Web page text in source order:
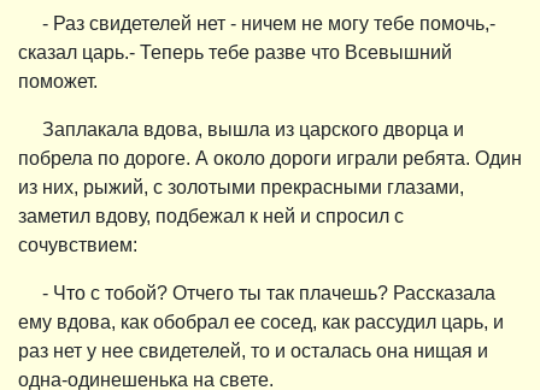
- Раз свидетелей нет - ничем не могу тебе помочь,-
сказал царь.- Теперь тебе разве что Всевышний
поможет.
Заплакала вдова, вышла из царского дворца и
побрела по дороге. А около дороги играли ребята. Один
из них, рыжий, с золотыми прекрасными глазами,
заметил вдову, подбежал к ней и спросил с
сочувствием:
- Что с тобой? Отчего ты так плачешь? Рассказала
ему вдова, как обобрал ее сосед, как рассудил царь, и
раз нет у нее свидетелей, то и осталась она нищая и
одна-одинешенька на свете.